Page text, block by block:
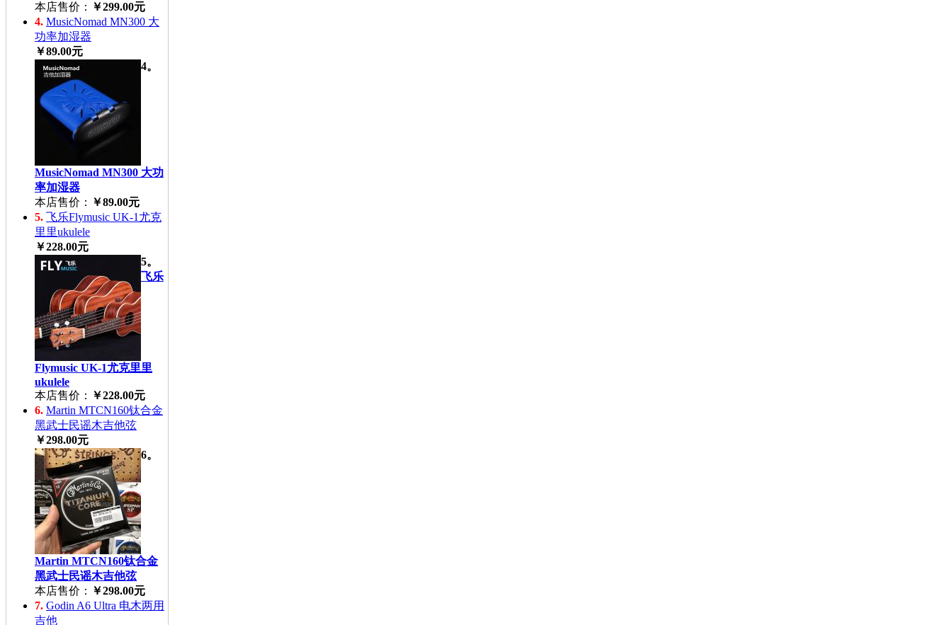
本店售价： ￥299.00元
4. MusicNomad MN300 大
功率加湿器
￥89.00元
4。
MusicNomad MN300 大功
率加湿器
本店售价： ￥89.00元
5. 飞乐Flymusic UK-1尤克
里里ukulele
￥228.00元
5。
飞乐
Flymusic UK-1尤克里里
ukulele
本店售价： ￥228.00元
6. Martin MTCN160钛合金
黑武士民谣木吉他弦
￥298.00元
6。
Martin MTCN160钛合金
黑武士民谣木吉他弦
本店售价： ￥298.00元
7. Godin A6 Ultra 电木两用
吉他